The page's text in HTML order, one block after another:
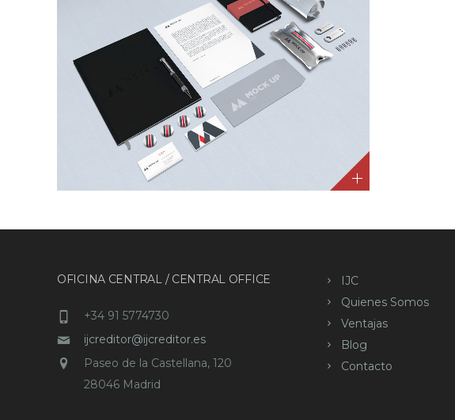
OFICINA CENTRAL / CENTRAL OFFICE
+34 91 5774730
ijcreditor@ijcreditor.es
Paseo de la Castellana, 120
28046 Madrid
IJC
Quienes Somos
Ventajas
Blog
Contacto